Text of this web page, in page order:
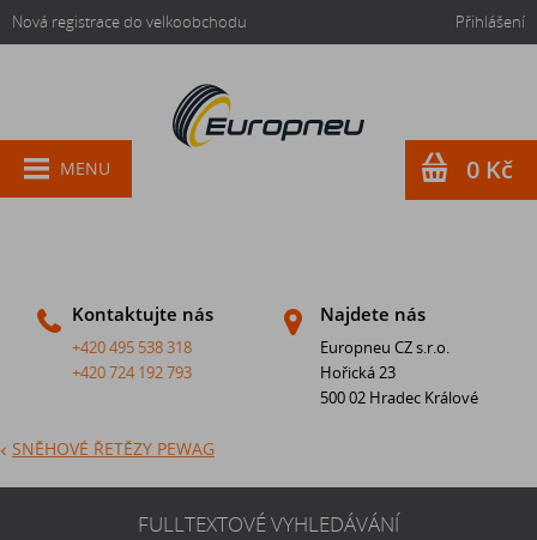
Nová registrace do velkoobchodu Přihlášení
Kontaktujte nás
+420 495 538 318
+420 724 192 793
Najdete nás
Europneu CZ s.r.o.
Hořická 23
500 02 Hradec Králové
MENU 0 Kč
SNĚHOVÉ ŘETĚZY PEWAG
FULLTEXTOVÉ VYHLEDÁVÁNÍ